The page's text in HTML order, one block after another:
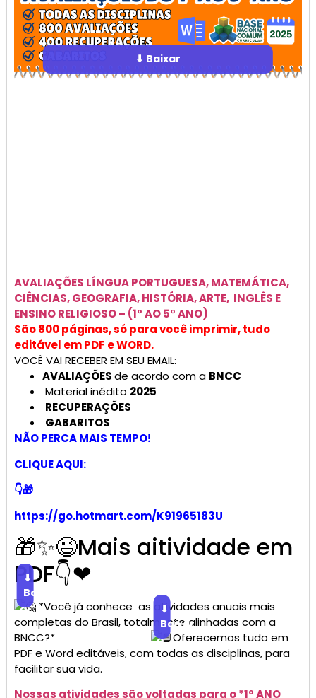
⬇ Baixar
AVALIAÇÕES LÍNGUA PORTUGUESA, MATEMÁTICA,
CIÊNCIAS, GEOGRAFIA, HISTÓRIA, ARTE, INGLÊS E
ENSINO RELIGIOSO – (1° AO 5° ANO)
São 800 páginas, só para você imprimir, tudo
editável em PDF e WORD.
VOCÊ VAI RECEBER EM SEU EMAIL:
AVALIAÇÕESde acordo com a BNCC
Material inédito 2025
RECUPERAÇÕES
GABARITOS
NÃO PERCA MAIS TEMPO!
CLIQUE AQUI:
👇🎁
https://go.hotmart.com/K91965183U
🎁✨😉Mais aitividade em
PDF👇❤
⬇
Baixar
*Você já conhece as atividades anuais mais
completas do Brasil, totalmente alinhadas com a
BNCC?*
⬇
Baixar
Oferecemos tudo em
PDF e Word editáveis, com todas as disciplinas, para
facilitar sua vida.
Nossas atividades são voltadas para o *1º ANO